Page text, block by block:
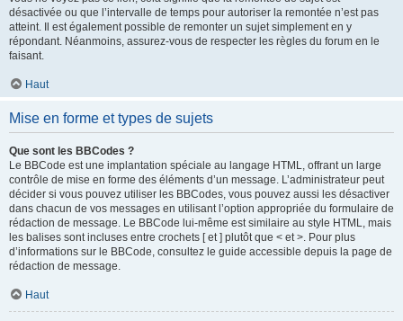
désactivée ou que l’intervalle de temps pour autoriser la remontée n’est pas
atteint. Il est également possible de remonter un sujet simplement en y
répondant. Néanmoins, assurez-vous de respecter les règles du forum en le
faisant.
Haut
Mise en forme et types de sujets
Que sont les BBCodes ?
Le BBCode est une implantation spéciale au langage HTML, offrant un large
contrôle de mise en forme des éléments d’un message. L’administrateur peut
décider si vous pouvez utiliser les BBCodes, vous pouvez aussi les désactiver
dans chacun de vos messages en utilisant l’option appropriée du formulaire de
rédaction de message. Le BBCode lui-même est similaire au style HTML, mais
les balises sont incluses entre crochets [ et ] plutôt que < et >. Pour plus
d’informations sur le BBCode, consultez le guide accessible depuis la page de
rédaction de message.
Haut